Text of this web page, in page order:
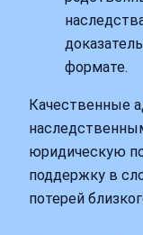
формате.
Качественные
юридическую
поддержку в
потерей